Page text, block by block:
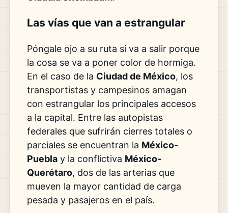
Las vías que van a estrangular
Póngale ojo a su ruta si va a salir porque
la cosa se va a poner color de hormiga.
En el caso de la Ciudad de México, los
transportistas y campesinos amagan
con estrangular los principales accesos
a la capital. Entre las autopistas
federales que sufrirán cierres totales o
parciales se encuentran la México-
Pueblay la conflictiva México-
Querétaro, dos de las arterias que
mueven la mayor cantidad de carga
pesada y pasajeros en el país.